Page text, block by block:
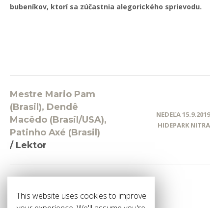
bubeníkov, ktorí sa zúčastnia alegorického sprievodu.
Mestre Mario Pam
(Brasil), Dendê
Macêdo (Brasil/USA),
Patinho Axé (Brasil)
/ Lektor
NEDEĽA 15.9.2019
HIDEPARK NITRA
This website uses cookies to improve